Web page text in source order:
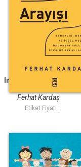
İnsanın Huzur Arayışı
Ferhat Kardaş
Etiket Fiyatı :